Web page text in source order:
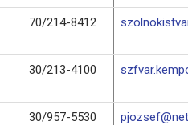
70/214-8412
30/213-4100
30/957-5530